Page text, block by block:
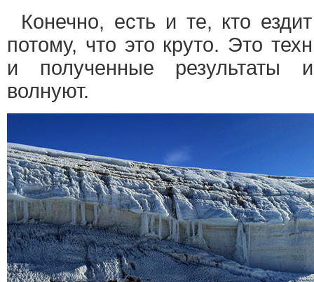
Конечно, есть и те, кто
потому, что это круто. Это
и полученные результаты
волнуют.